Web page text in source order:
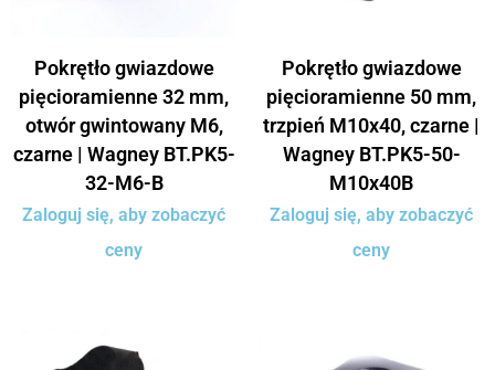
Pokrętło gwiazdowe
pięcioramienne 32 mm,
otwór gwintowany M6,
czarne | Wagney BT.PK5-
32-M6-B
Zaloguj się, aby zobaczyć
ceny
Pokrętło gwiazdowe
pięcioramienne 50 mm,
trzpień M10x40, czarne |
Wagney BT.PK5-50-
M10x40B
Zaloguj się, aby zobaczyć
ceny